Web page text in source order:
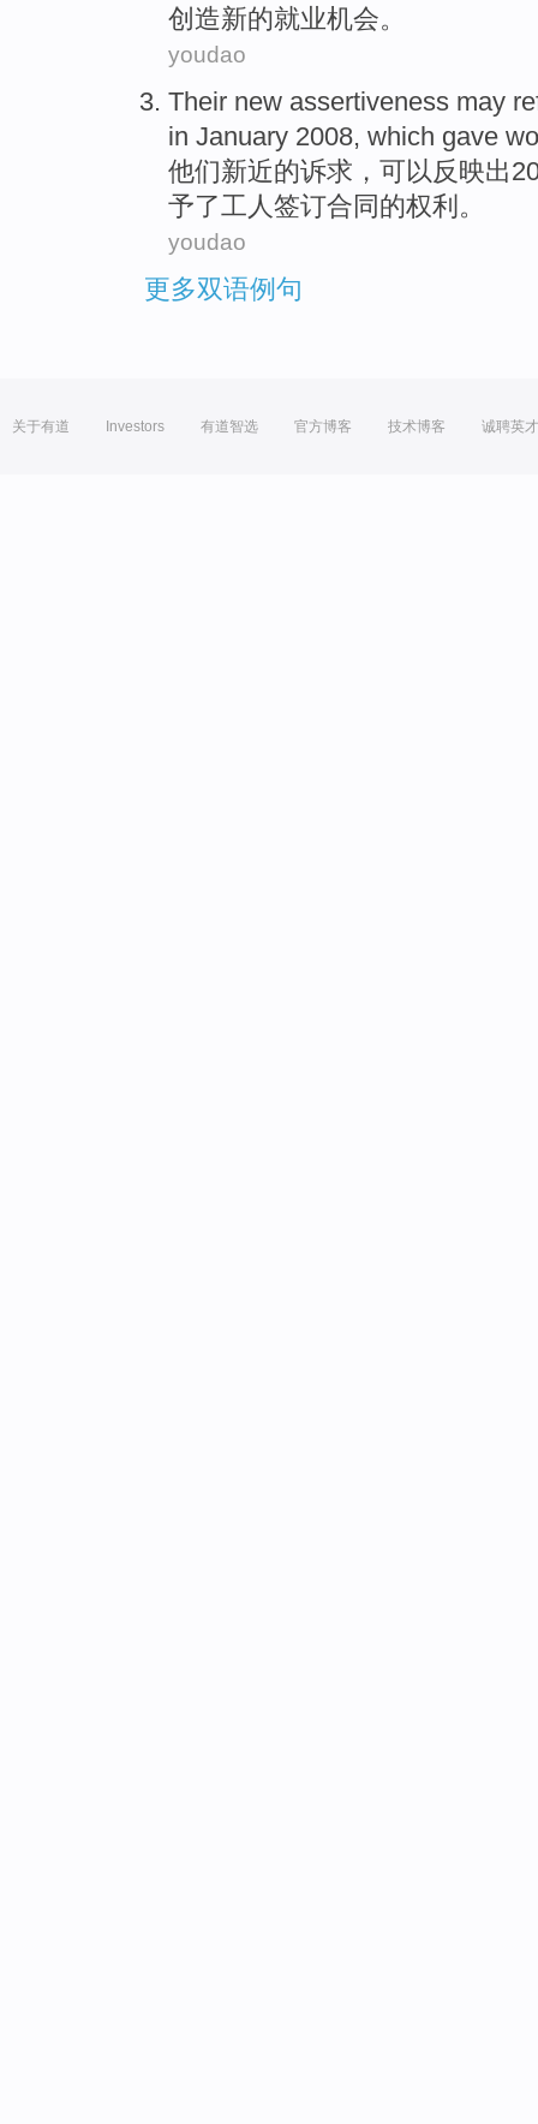
创造新的就业机会。
youdao
Their new assertiveness may
in January 2008, which gave
他们新近的诉求， 可以 反映出
予了工人 签订合同的权利。
youdao
更多双语例句
关于有道 Investors 有道智选 官方博客 技术博客 诚聘英才